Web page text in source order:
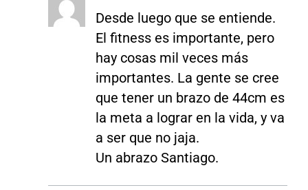
Desde luego que se entiende.
El fitness es importante, pero
hay cosas mil veces más
importantes. La gente se cree
que tener un brazo de 44cm es
la meta a lograr en la vida, y va
a ser que no jaja.
Un abrazo Santiago.